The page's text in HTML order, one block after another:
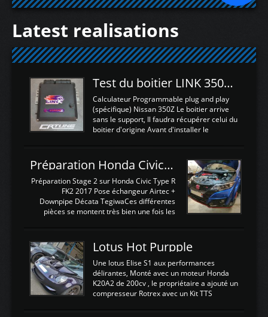
Latest realisations
Test du boitier LINK 350Z Plugin ECU
Calculateur Programmable plug and play
(spécifique) Nissan 350Z Le boitier arrive
sans le support, Il faudra récupérer celui du
boitier d'origine Avant d'installer le
d'envoyer l'information de la large bande
dans le boitier. sydney sweeney deepfake
La sortie 0-5V de l'afr sera connectée sur
l'entrée AN Volt 8 et GndAN pour
Analogique, et Volt car l'information est une
tension (Pas une résistance variable d'un
est temps de brancher le ...
Préparation Honda Civic Type R FK2
Préparation Stage 2 sur Honda Civic Type R
FK2 2017 Pose échangeur Airtec +
Downpipe Décata TegiwaCes différentes
pièces se montent très bien une fois les
légere découpe du plastique inferieur,
negénant en rien la structure ou le
fonctionnement du fond plat. Une
reprogrammation Stage 2 est faite sur le
calculateur d'origine. Une alternative
économique au passage sur Hondata
d'origine 310cv et 400Nn , Une fois
Lotus Hot Purpple
Une lotus Elise S1 aux performances
délirantes, Monté avec un moteur Honda
K20A2 de 200cv , le propriétaire a ajouté un
compresseur Rotrex avec un Kit TTS